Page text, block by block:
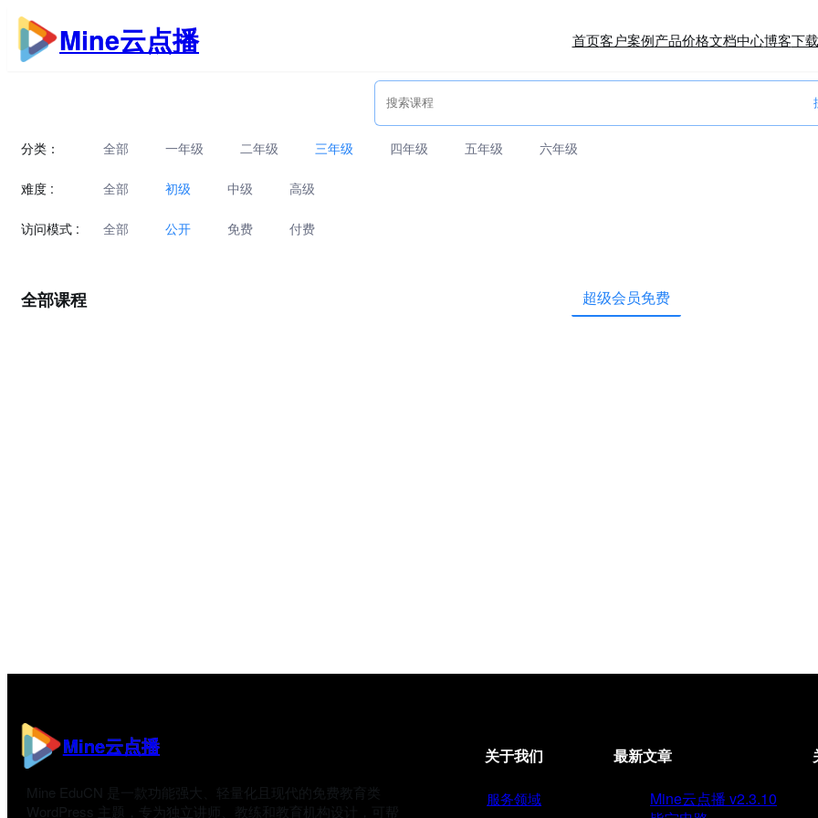
跳
至
内
Mine云点播 首页客户案例产品价格文档中心博客下载
分类： 全部 一年级 二年级 三年级 四年级 五年级 六年级
难度 : 全部 初级 中级 高级
访问模式 : 全部 公开 免费 付费
全部课程 超级会员免费
Mine云点播
Mine EduCN 是一款功能强大、轻量化且现代的免费教育类
WordPress 主题，专为独立讲师、教练和教育机构设计，可帮
关于我们
服务领域
最新文章
Mine云点播 v2.3.10